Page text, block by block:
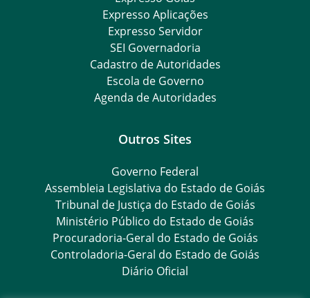
Expresso Aplicações
Expresso Servidor
SEI Governadoria
Cadastro de Autoridades
Escola de Governo
Agenda de Autoridades
Outros Sites
Governo Federal
Assembleia Legislativa do Estado de Goiás
Tribunal de Justiça do Estado de Goiás
Ministério Público do Estado de Goiás
Procuradoria-Geral do Estado de Goiás
Controladoria-Geral do Estado de Goiás
Diário Oficial